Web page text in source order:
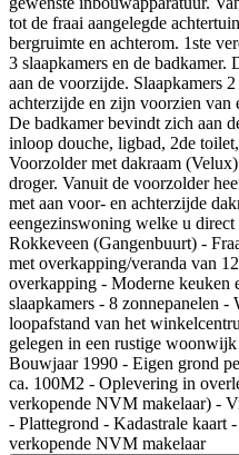
tot de fraai aangelegde
bergruimte en achterom. 1ste
3 slaapkamers en de
aan de voorzijde. Slaapkamers
achterzijde en zijn voorzien
De badkamer bevindt zich aan
inloop douche, ligbad, 2de
Voorzolder met dakraam
droger. Vanuit de voorzolder
met aan voor- en achterzijde
eengezinswoning welke u
Rokkeveen (Gangenbuurt) -
met overkapping/veranda van
overkapping - Moderne keuken
slaapkamers - 8 zonnepanelen
loopafstand van het
gelegen in een rustige
Bouwjaar 1990 - Eigen grond
ca. 100M2 - Oplevering in
verkopende NVM makelaar) -
- Plattegrond - Kadastrale kaart
verkopende NVM makelaar